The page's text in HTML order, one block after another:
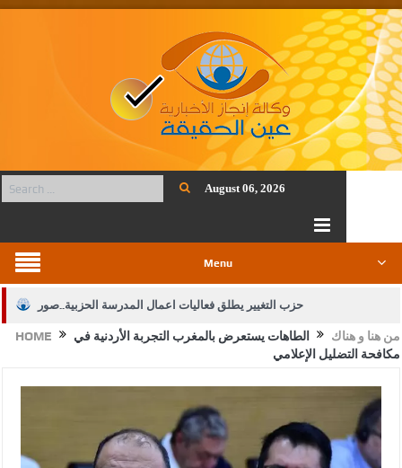
August 06, 2026
Menu
حزب التغيير يطلق فعاليات اعمال المدرسة الحزبية..صور
الجيش يفتح باب التجنيد لحملة البكالوريوس في الحقوق والقانون
الإسلامية والمسيحية
الأمن يتلف 16 مليون حبة كبتاجون و1480 كغم مواد مخدرة
HOME من هنا و هناك
الطاهات يستعرض بالمغرب التجربة الأردنية في
مكافحة التضليل الإعلامي